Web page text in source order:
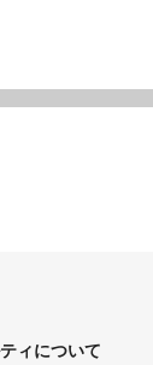
ィについて